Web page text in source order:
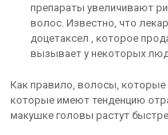
препараты увеличивают
волос. Известно, что
доцетаксел , которое
вызывает у некоторых
Как правило, волосы,
которые имеют тенденцию
макушке головы растут